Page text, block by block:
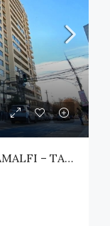
DEPTO AMOBLADO EDIFICIO AMALFI – TALCA